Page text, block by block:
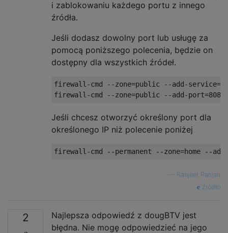
i zablokowaniu każdego portu z innego
źródła.
Jeśli dodasz dowolny port lub usługę za
pomocą poniższego polecenia, będzie on
dostępny dla wszystkich źródeł.
firewall-cmd --zone=public --add-
Jeśli chcesz otworzyć określony port dla
określonego IP niż polecenie poniżej
Ranjeet Ranjan
źródło
2
Najlepsza odpowiedź z dougBTV jest
błędna. Nie mogę odpowiedzieć na jego